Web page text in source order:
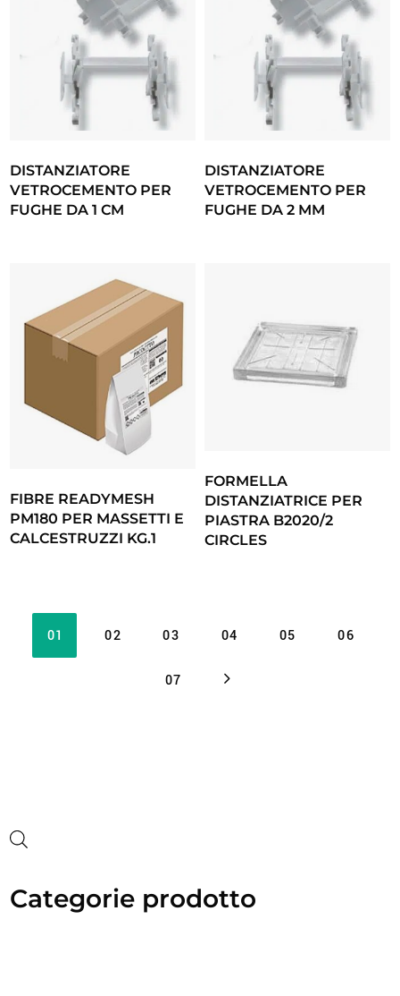
DISTANZIATORE
VETROCEMENTO PER
FUGHE DA 1 CM
DISTANZIATORE
VETROCEMENTO PER
FUGHE DA 2 MM
FIBRE READYMESH
PM180 PER MASSETTI E
CALCESTRUZZI KG.1
FORMELLA
DISTANZIATRICE PER
PIASTRA B2020/2
CIRCLES
01 02 03 04 05 06
07
Categorie prodotto